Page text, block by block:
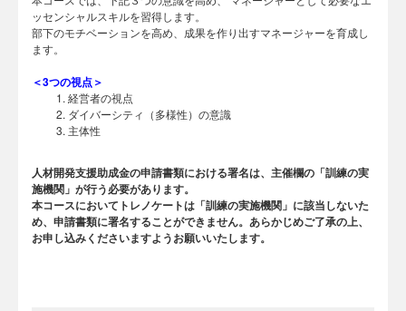
ッセンシャルスキルを習得します。
部下のモチベーションを高め、成果を作り出すマネージャーを育成し
ます。
＜3つの視点＞
経営者の視点
ダイバーシティ（多様性）の意識
主体性
人材開発支援助成金の申請書類における署名は、主催欄の「訓練の実
施機関」が行う必要があります。
本コースにおいてトレノケートは「訓練の実施機関」に該当しないた
め、申請書類に署名することができません。あらかじめご了承の上、
お申し込みくださいますようお願いいたします。